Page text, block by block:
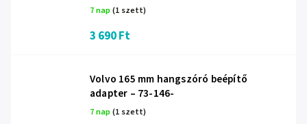
7 nap(1 szett)
3 690 Ft
Volvo 165 mm hangszóró beépítő
adapter – 73-146-
7 nap(1 szett)